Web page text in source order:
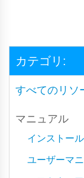
カテゴリ:
すべてのリソ
マニュアル
インストー
ユーザーマ